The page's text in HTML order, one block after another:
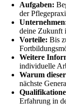
Aufgaben:
der
deine Zukunft
Vorteile: Bis
Weitere
individuelle
Warum
nächste
Erfahrung in